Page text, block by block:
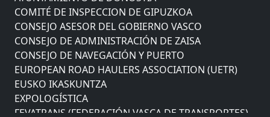
COMITÉ DE INSPECCION DE GIPUZKOA
CONSEJO ASESOR DEL GOBIERNO VASCO
CONSEJO DE ADMINISTRACIÓN DE ZAISA
CONSEJO DE NAVEGACIÓN Y PUERTO
EUROPEAN ROAD HAULERS ASSOCIATION (UETR)
EUSKO IKASKUNTZA
EXPOLOGÍSTICA
FEVATRANS (FEDERACIÓN VASCA DE TRANSPORTES)